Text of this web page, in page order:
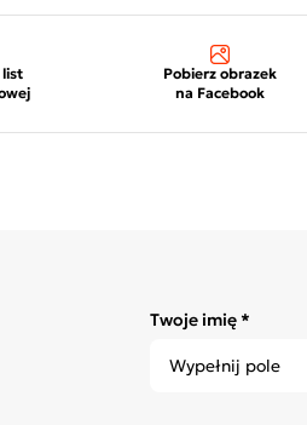
list
Pobierz obrazek
na Facebook
Twoje imię *